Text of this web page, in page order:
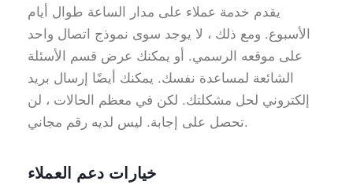
يقدم خدمة عملاء على مدار الساعة طوال أيام
الأسبوع. ومع ذلك ، لا يوجد سوى نموذج اتصال واحد
على موقعه الرسمي. أو يمكنك عرض قسم الأسئلة
الشائعة لمساعدة نفسك. يمكنك أيضًا إرسال بريد
إلكتروني لحل مشكلتك. لكن في معظم الحالات ، لن
تحصل على إجابة. ليس لديه رقم مجاني.
خيارات دعم العملاء